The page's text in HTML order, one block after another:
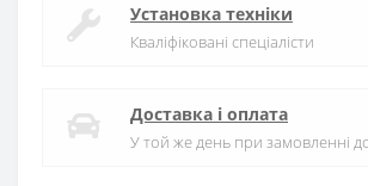
Установка техніки
Кваліфіковані спеціалісти
Доставка і оплата
У той же день при замовленні